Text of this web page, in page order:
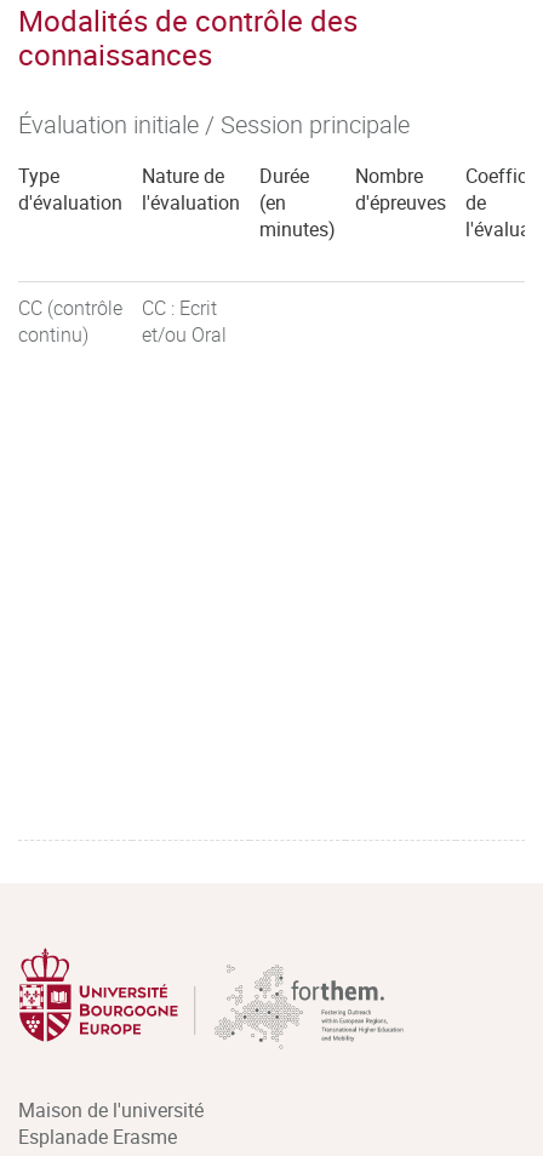
Modalités de contrôle des
connaissances
Évaluation initiale / Session principale
Type
d'évaluation
Nature de
l'évaluation
Durée
(en
minutes)
Nombre
d'épreuves
de
CC (contrôle
continu)
CC : Ecrit
et/ou Oral
Maison de l'université
Esplanade Erasme